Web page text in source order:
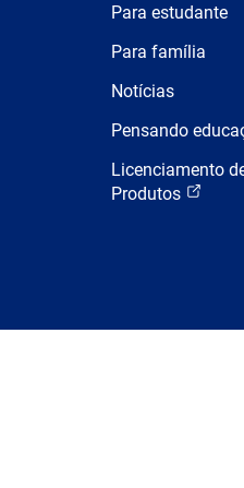
Para estudante
Para família
Notícias
Pensando
Licenciamento
Produtos